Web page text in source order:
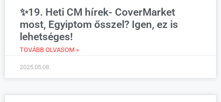
✨19. Heti CM hírek- CoverMarket
most, Egyiptom ősszel? Igen, ez is
lehetséges!
TOVÁBB OLVASOM »
2025.05.08.